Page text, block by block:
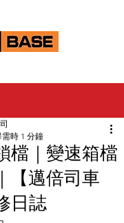
檔｜變速箱檔
【邁倍司車
日誌
需時 1 分鐘